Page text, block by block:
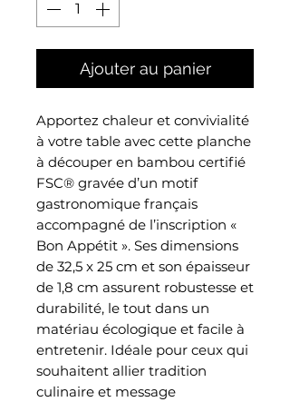
Ajouter au panier
Apportez chaleur et convivialité
à votre table avec cette planche
à découper en bambou certifié
FSC® gravée d’un motif
gastronomique français
accompagné de l’inscription «
Bon Appétit ». Ses dimensions
de 32,5 x 25 cm et son épaisseur
de 1,8 cm assurent robustesse et
durabilité, le tout dans un
matériau écologique et facile à
entretenir. Idéale pour ceux qui
souhaitent allier tradition
culinaire et message